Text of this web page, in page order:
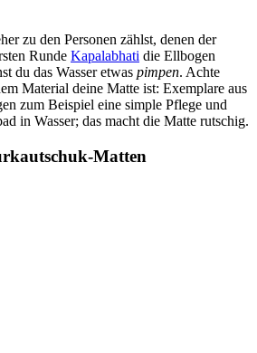
zu den Personen zählst, denen der
Runde Kapalabhati die Ellbogen
du das Wasser etwas pimpen. Achte
Material deine Matte ist: Exemplare aus
zum Beispiel eine simple Pflege und
in Wasser; das macht die Matte rutschig.
Matten